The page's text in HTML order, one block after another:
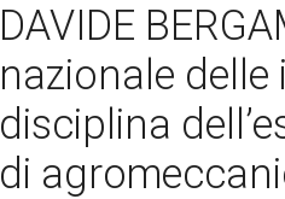
DAVIDE
nazionale
disciplina
di